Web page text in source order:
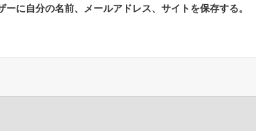
に自分の名前、メールアドレス、サイトを保存する。